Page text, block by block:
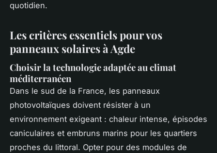
quotidien.
Les critères essentiels pour vos
panneaux solaires à Agde
Choisir la technologie adaptée au climat
méditerranéen
Dans le sud de la France, les panneaux
photovoltaïques doivent résister à un
environnement exigeant : chaleur intense, épisodes
caniculaires et embruns marins pour les quartiers
proches du littoral. Opter pour des modules de